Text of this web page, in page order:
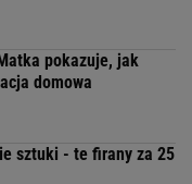
pokazuje, jak
domowa
sztuki - te firany za 25